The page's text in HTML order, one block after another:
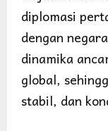
diplomasi
dengan
dinamika
global,
stabil, dan